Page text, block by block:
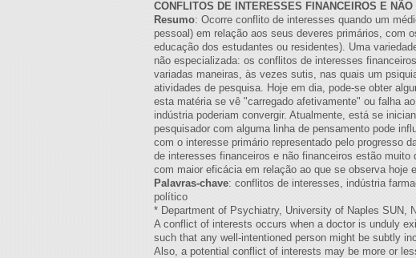
CONFLITOS DE INTERESSES FINANCEIROS E
Resumo: Ocorre conflito de interesses quando um
pessoal) em relação aos seus deveres primários, com
educação dos estudantes ou residentes). Uma
não especializada: os conflitos de interesses
variadas maneiras, às vezes sutis, nas quais um
atividades de pesquisa. Hoje em dia, pode-se obter
esta matéria se vê "carregado afetivamente" ou falha
indústria poderiam convergir. Atualmente, está se
pesquisador com alguma linha de pensamento pode
com o interesse primário representado pelo progresso
de interesses financeiros e não financeiros estão
com maior eficácia em relação ao que se observa hoje
Palavras-chave: conflitos de interesses, indústria
político
* Department of Psychiatry, University of Naples SUN,
A conflict of interests occurs when a doctor is unduly
such that any well-intentioned person might be subtly
Also, a potential conflict of interests may be more or